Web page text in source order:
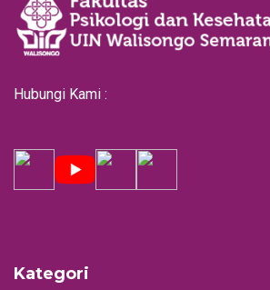
Hubungi Kami :
Kategori